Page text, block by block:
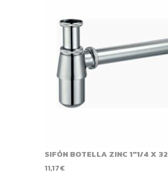
SIFÓN BOTELLA ZINC 1"1/4 X 32
11,17€